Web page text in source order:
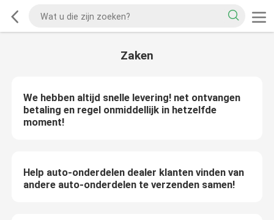
Zaken
We hebben altijd snelle levering! net ontvangen
betaling en regel onmiddellijk in hetzelfde
moment!
Help auto-onderdelen dealer klanten vinden van
andere auto-onderdelen te verzenden samen!